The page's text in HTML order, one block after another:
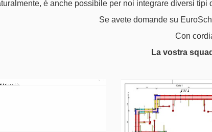
è anche possibile per noi integrare diversi
Se avete domande su
Con
La vostra